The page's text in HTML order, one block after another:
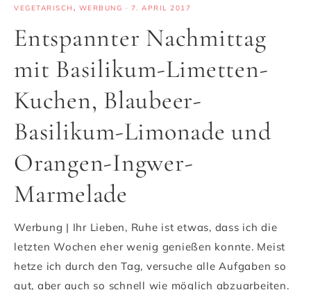
VEGETARISCH , WERBUNG · 7. APRIL 2017
Entspannter Nachmittag
mit Basilikum-Limetten-
Kuchen, Blaubeer-
Basilikum-Limonade und
Orangen-Ingwer-
Marmelade
Werbung | Ihr Lieben, Ruhe ist etwas, dass ich die
letzten Wochen eher wenig genießen konnte. Meist
hetze ich durch den Tag, versuche alle Aufgaben so
gut, aber auch so schnell wie möglich abzuarbeiten.